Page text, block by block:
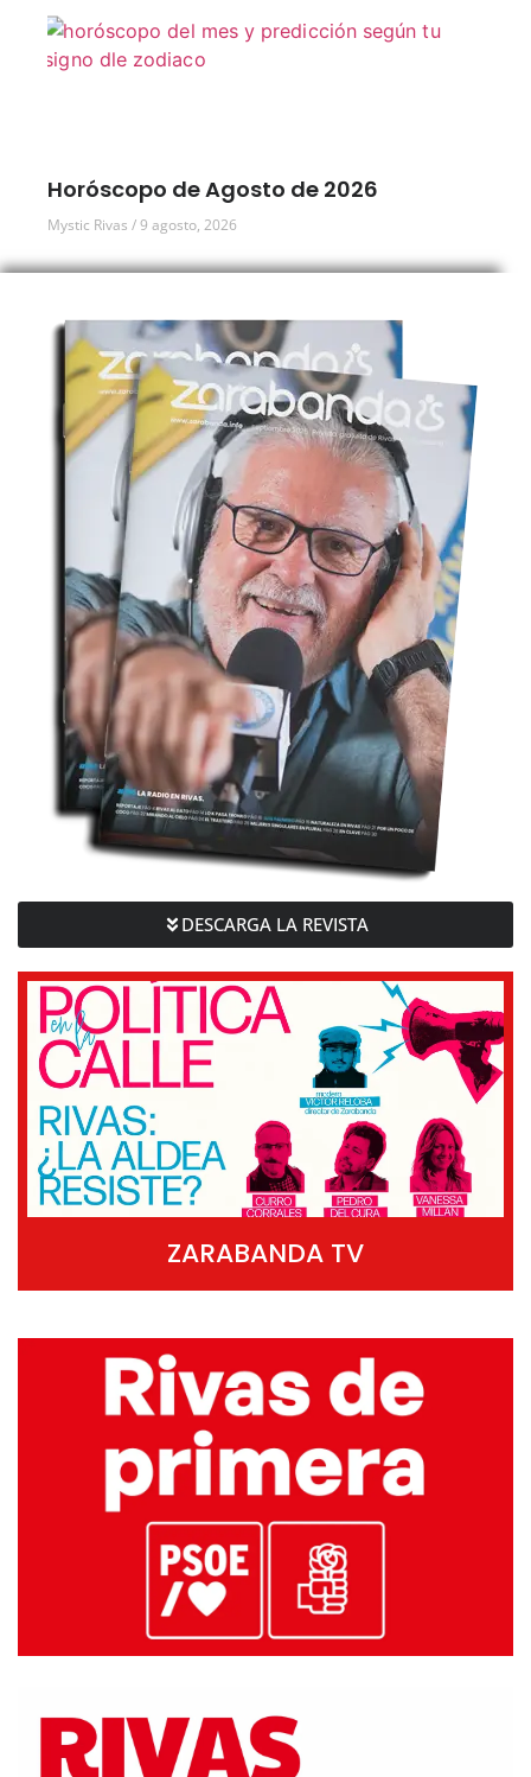
Horóscopo de Agosto de 2026
Mystic Rivas 9 agosto, 2026
DESCARGA LA REVISTA
ZARABANDA TV